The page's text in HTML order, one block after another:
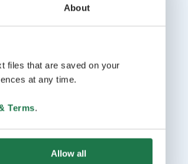
About
files that are saved on your
at any time.
Terms.
Allow all